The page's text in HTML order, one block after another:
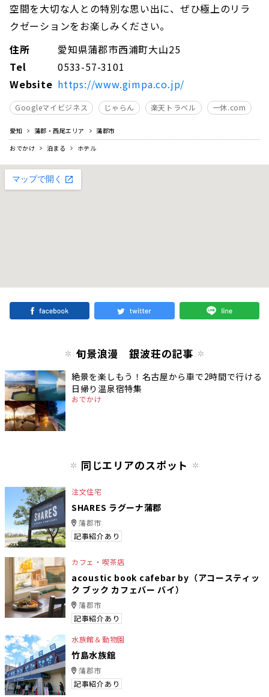
空間を大切な人との特別な思い出に、ぜひ極上のリラ
クゼーションをお楽しみください。
住所
愛知県蒲郡市西浦町大山25
Tel
0533-57-3101
Website https://www.gimpa.co.jp/
Googleマイビジネス じゃらん 楽天トラベル 一休.com
愛知 蒲郡・西尾エリア
蒲郡市
おでかけ
泊まる ホテル
旬景浪漫 銀波荘の記事
絶景を楽しもう！名古屋から車で2時間で行ける
日帰り温泉宿特集
おでかけ
同じエリアのスポット
注文住宅
SHARES ラグーナ蒲郡
蒲郡市
記事紹介あり
カフェ・喫茶店
acoustic book cafebar by（アコースティッ
ク ブック カフェバー バイ）
蒲郡市
記事紹介あり
水族館＆動物園
竹島水族館
蒲郡市
記事紹介あり